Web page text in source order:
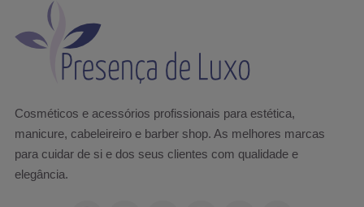
Cosméticos e acessórios profissionais para estética,
manicure, cabeleireiro e barber shop. As melhores marcas
para cuidar de si e dos seus clientes com qualidade e
elegância.